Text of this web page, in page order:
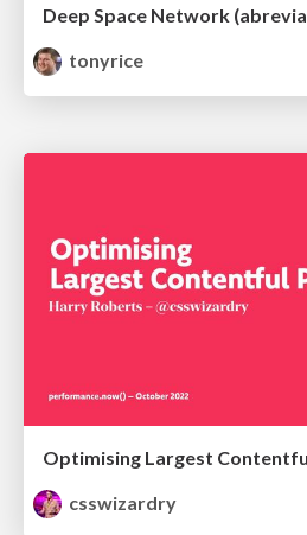
Deep Space Network
tonyrice
Optimising Largest
csswizardry